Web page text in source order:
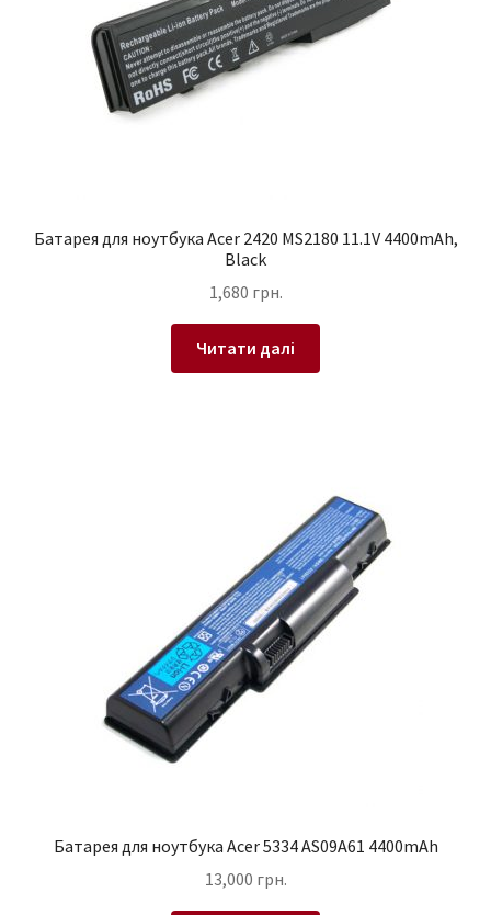
Батарея для ноутбука Acer 2420 MS2180 11.1V 4400mAh,
Black
1,680 грн.
Читати далі
Батарея для ноутбука Acer 5334 AS09A61 4400mAh
13,000 грн.